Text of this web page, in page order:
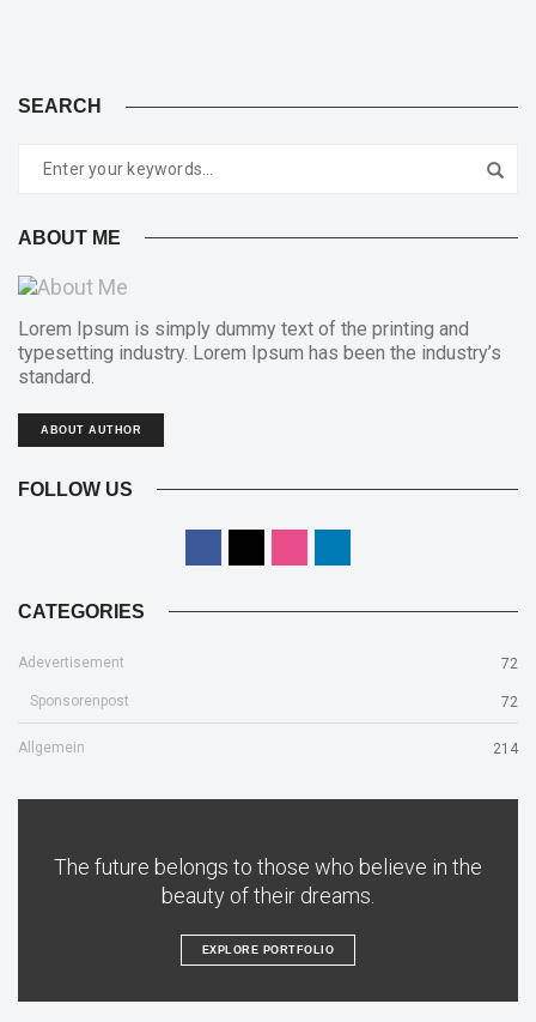
SEARCH
ABOUT ME
Lorem Ipsum is simply dummy text of the printing and
typesetting industry. Lorem Ipsum has been the industry’s
standard.
ABOUT AUTHOR
FOLLOW US
CATEGORIES
Adevertisement 72
Sponsorenpost 72
Allgemein 214
The future belongs to those who believe in the
beauty of their dreams.
EXPLORE PORTFOLIO